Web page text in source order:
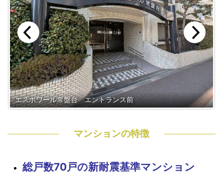
エスポワール常盤台 エントランス前
マンションの特徴
総戸数70戸の新耐震基準マンション